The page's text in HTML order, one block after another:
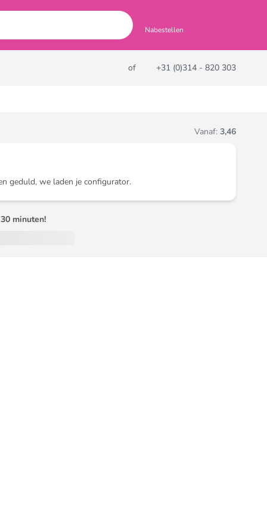
Nabestellen
of +31 (0)314 - 820 303
Vanaf: 3,46
geduld, we laden je configurator.
30 minuten!